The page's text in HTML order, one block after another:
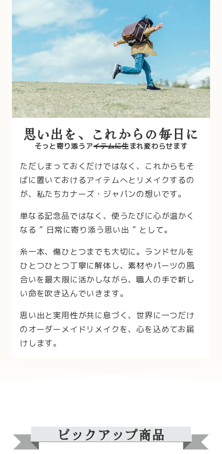
思い出を、これからの毎日に
そっと寄り添うアイテムに生まれ変わらせます
ただしまっておくだけではなく、これからもそ
ばに置いておけるアイテムへとリメイクするの
が、私たちカナーズ・ジャパンの想いです。
単なる記念品ではなく、使うたびに心が温かく
なる ” 日常に寄り添う思い出 ” として。
糸一本、傷ひとつまでも大切に。ランドセルを
ひとつひとつ丁寧に解体し、素材やパーツの風
合いを最大限に活かしながら、職人の手で新し
い命を吹き込んでいきます。
思い出と実用性が共に息づく、世界に一つだけ
のオーダーメイドリメイクを、心を込めてお届
けします。
ピックアップ商品